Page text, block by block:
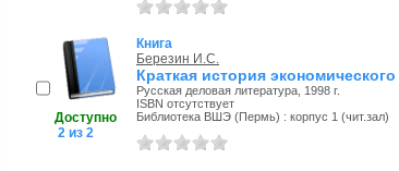
Доступно
2 из 2
Книга
Березин И.С.
Краткая история
Русская деловая литература, 1998 г.
ISBN отсутствует
Библиотека ВШЭ (Пермь) : корпус 1 (чит.зал)